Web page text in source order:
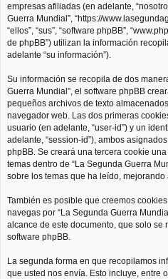
empresas afiliadas (en adelante,
Guerra Mundial”, “https://
“ellos”, “sus”, “software phpBB”,
de phpBB”) utilizan la información
adelante “su información”).
Su información se recopila de dos
Guerra Mundial”, el software phpBB
pequeños archivos de texto
navegador web. Las dos primeras
usuario (en adelante, “user-id”) y un
adelante, “session-id”), ambos
phpBB. Se creará una tercera cookie
temas dentro de “La Segunda Guerra
sobre los temas que ha leído,
También es posible que creemos
navegas por “La Segunda Guerra
alcance de este documento, que solo se
software phpBB.
La segunda forma en que recopilamos
que usted nos envía. Esto incluye, entre